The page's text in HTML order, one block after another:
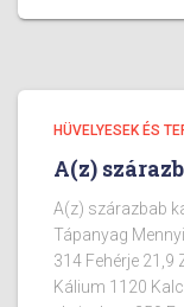
HÜVELYESEK ÉS
A(z)
A(z) szárazbab
Tápanyag
314 Fehérje 21,9
Kálium 1120